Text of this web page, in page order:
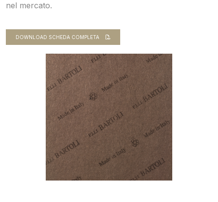
nel mercato.
DOWNLOAD SCHEDA COMPLETA